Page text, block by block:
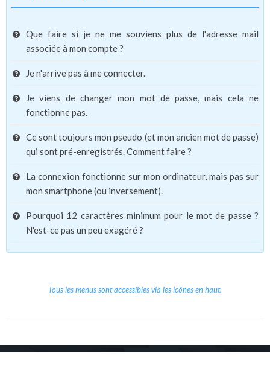
Que faire si je ne me souviens plus de l'adresse mail
associée à mon compte ?
Je n'arrive pas à me connecter.
Je viens de changer mon mot de passe, mais cela ne
fonctionne pas.
Ce sont toujours mon pseudo (et mon ancien mot de passe)
qui sont pré-enregistrés. Comment faire ?
La connexion fonctionne sur mon ordinateur, mais pas sur
mon smartphone (ou inversement).
Pourquoi 12 caractères minimum pour le mot de passe ?
N'est-ce pas un peu exagéré ?
Tous les menus sont accessibles via les icônes en haut.